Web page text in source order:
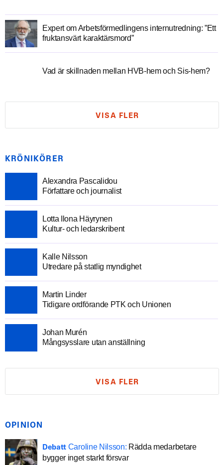
Expert om Arbetsförmedlingens internutredning: ”Ett
fruktansvärt karaktärsmord”
Vad är skillnaden mellan HVB-hem och Sis-hem?
VISA FLER
KRÖNIKÖRER
Alexandra Pascalidou
Författare och journalist
Lotta Ilona Häyrynen
Kultur- och ledarskribent
Kalle Nilsson
Utredare på statlig myndighet
Martin Linder
Tidigare ordförande PTK och Unionen
Johan Murén
Mångsysslare utan anställning
VISA FLER
OPINION
Debatt Caroline Nilsson: Rädda medarbetare
bygger inget starkt försvar